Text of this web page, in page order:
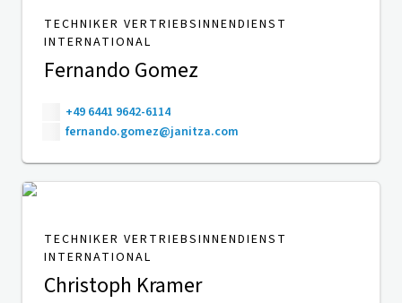
TECHNIKER VERTRIEBSINNENDIENST
INTERNATIONAL
Fernando Gomez
+49 6441 9642-6114
fernando.gomez@janitza.com
TECHNIKER VERTRIEBSINNENDIENST
INTERNATIONAL
Christoph Kramer